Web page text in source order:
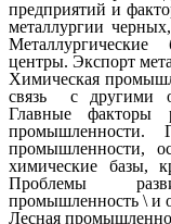
предприятий и
металлургии
Металлургические
центры. Экспорт
Химическая
связь с другими
Главные факторы
промышленности.
промышленности,
химические базы,
Проблемы
промышленность \ и
Лесная